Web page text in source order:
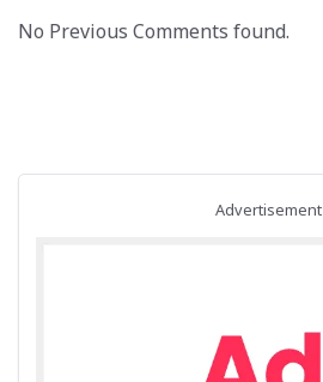
No Previous Comments found.
Advertisement